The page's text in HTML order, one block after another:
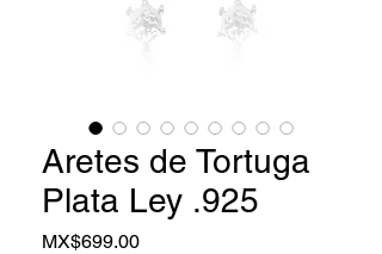
Aretes de Tortuga
Plata Ley .925
MX$699.00Price